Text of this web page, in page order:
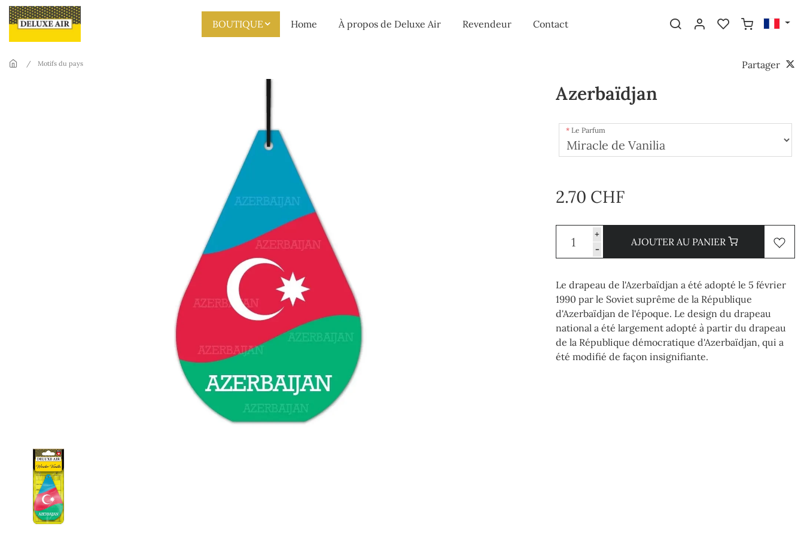
Skip to main content
BOUTIQUE
Home À propos de Deluxe Air Revendeur Contact
Partager
Motifs du pays
Azerbaïdjan
Le Parfum
2.70 CHF
+
-
AJOUTER AU PANIER
Le drapeau de l'Azerbaïdjan a été adopté le 5 février
1990 par le Soviet suprême de la République
d'Azerbaïdjan de l'époque. Le design du drapeau
national a été largement adopté à partir du drapeau
de la République démocratique d'Azerbaïdjan, qui a
été modifié de façon insignifiante.